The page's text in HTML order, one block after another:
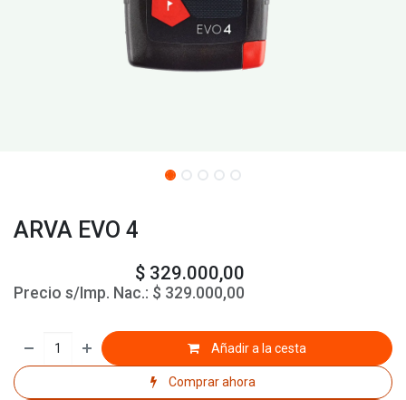
ARVA EVO 4
$ 329.000,00
Precio s/Imp. Nac.: $ 329.000,00
Añadir a la cesta
Comprar ahora